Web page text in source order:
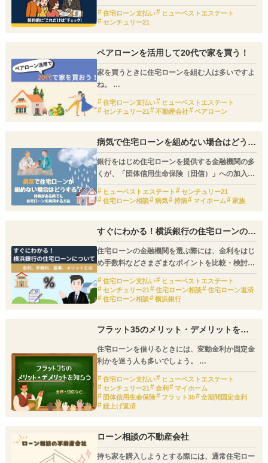
その理由は「契約にどこまで含まれているか」と
いうことをはっきりさせないまま契約をしてしま
例えば「地盤補強工事」などはどうでしょうか？
別途見積もりと表記されていたのかもしれませ
ん。
また、建物の金額には〔外構工事〕や〔登記料や
火災保険などの諸費用〕が含まれていない場合も
少なくありません。
住宅ローン支払い
ヒューベストエステート
センチュリー21
ペアローンを活用して20代で家を買う！
家を買うときに住宅ローンを組む人は多いですよ
ね。
住宅ローンにはいろいろな組み方がありますが、
その中に「ペアローン」という組み方がありま
ペアローンは夫婦で借り入れを起こす方法なの
で、収入がまだ低い20代でも家を買うことは十分
今回は、そんなペアローンについて詳しく解説し
ていきます。
住宅ローン支払い
ヒューベストエステート
センチュリー21
不動産会社 ペアローン
病気で住宅ローンを組めない場合はどうす
る？
銀行をはじめ住宅ローンを提供する金融機関の多
くが、「団体信用生命保険（団信）」への加入を
義務付けています。
健康上の理由などで保険に加入できなければ、住
ヒューベストエステート
センチュリー21
住宅ローン相談
病気 持病 マイホーム 家族
すぐにわかる！横浜銀行の住宅ローンの金
利・基準・手数料・メリットとは
住宅ローンの金融機関を選ぶ際には、金利をはじ
め手数料などさまざまなポイントを比較・検討す
ることが重要です。
そして、ローン商品を比較するためには、まず基
準となる商品を見つけることが欠かせません。
そこでこの記事では、神奈川県にお住まいの方に
人気の高い地方銀行として、横浜銀行の住宅ロー
ンの特徴について紹介し、その金利や申し込み基
準、手数料などについて解説していきます。
住宅ローン支払い
ヒューベストエステート
センチュリー21
住宅ローン相談
住宅ローン返済
住宅ローン相談
横浜銀行
フラット35のメリット・デメリットを知
ろう
住宅ローンを借りるときには、変動金利か固定金
利かを迷う人も多いでしょう。
また、金融機関によって金利やサービス内容が異
なるので、どの金融機関にするかを迷う人もいま
す。
今回は、住宅ローンの中でも人気の高い「フラッ
解したうえで検討してみましょう。
住宅ローン支払い
ヒューベストエステート
センチュリー21
金利
マイホーム
団体信用生命保険
フラット35
全期間固定金利
繰上げ返済
ローン相談の不動産会社
持ち家を購入しようとする際には、通常住宅ロー